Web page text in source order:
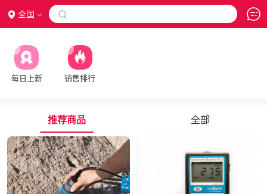
全国 
每日上新 销售排行
推荐商品 全部